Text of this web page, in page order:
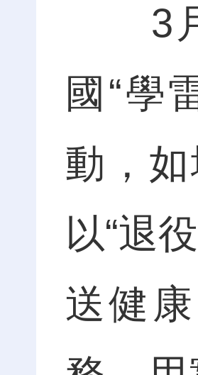
3月5
國“學
動，
以“退
送健